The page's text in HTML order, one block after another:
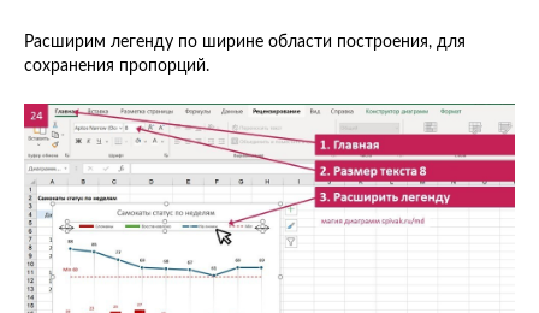
Расширим легенду по ширине области построения, для
сохранения пропорций.